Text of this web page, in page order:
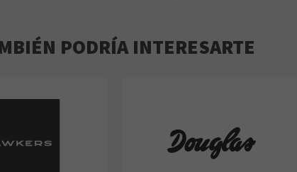
PODRÍA INTERESARTE